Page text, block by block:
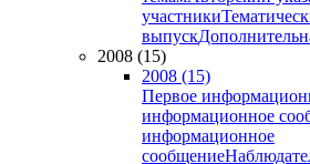
участники
выпуск
2008 (15)
2008 (15)
Первое
информационное
информационное
сообщение